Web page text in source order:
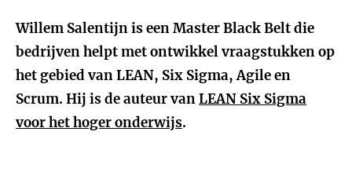
Willem Salentijn is een Master Black Belt die
bedrijven helpt met ontwikkel vraagstukken op
het gebied van LEAN, Six Sigma, Agile en
Scrum. Hij is de auteur vanLEAN Six Sigma
voor het hoger onderwijs.